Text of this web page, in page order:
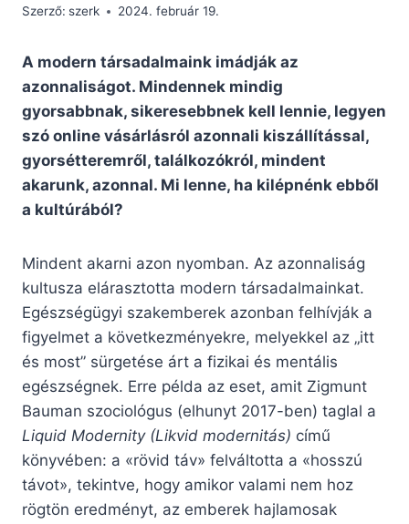
Szerző: szerk 2024. február 19.
A modern társadalmaink imádják az
azonnaliságot. Mindennek mindig
gyorsabbnak, sikeresebbnek kell lennie, legyen
szó online vásárlásról azonnali kiszállítással,
gyorsétteremről, találkozókról, mindent
akarunk, azonnal. Mi lenne, ha kilépnénk ebből
a kultúrából?
Mindent akarni azon nyomban. Az azonnaliság
kultusza elárasztotta modern társadalmainkat.
Egészségügyi szakemberek azonban felhívják a
figyelmet a következményekre, melyekkel az „itt
és most” sürgetése árt a fizikai és mentális
egészségnek. Erre példa az eset, amit Zigmunt
Bauman szociológus (elhunyt 2017-ben) taglal a
Liquid Modernity (Likvid modernitás) című
könyvében: a «rövid táv» felváltotta a «hosszú
távot», tekintve, hogy amikor valami nem hoz
rögtön eredményt, az emberek hajlamosak